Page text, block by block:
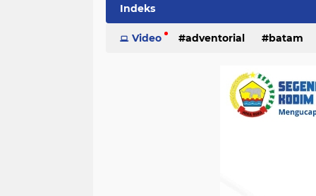
Indeks
Video adventorial batam
lingkungan meranti